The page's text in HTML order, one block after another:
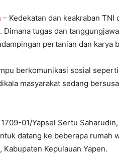
– Kedekatan dan keakraban
Dimana tugas dan
pertanian dan karya
berkomunikasi sosial
masyarakat sedang
01/Yapsel Sertu
datang ke beberapa rumah
Kepulauan Yapen.